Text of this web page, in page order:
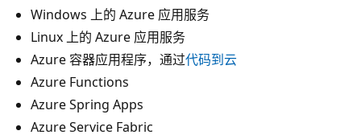
Windows 上的 Azure 应用服务
Linux 上的 Azure 应用服务
Azure 容器应用程序，通过代码到云
Azure Functions
Azure Spring Apps
Azure Service Fabric